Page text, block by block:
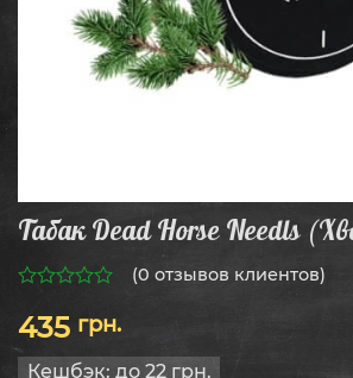
Табак Dead Horse Needls
из
5
(0 отзывов клиентов)
435 грн.
Кешбэк: до 22 грн.